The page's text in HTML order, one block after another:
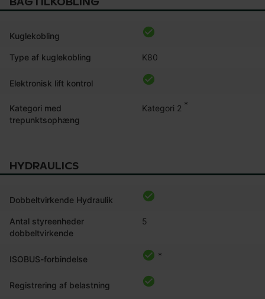
Kuglekobling
Type af kuglekobling K80
Elektronisk lift kontrol
Kategori med
trepunktsophæng
Kategori 2 *
HYDRAULICS
Dobbeltvirkende Hydraulik
Antal styreenheder
dobbeltvirkende
5
ISOBUS-forbindelse *
Registrering af belastning